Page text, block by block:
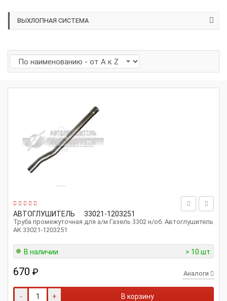
ВЫХЛОПНАЯ СИСТЕМА
АВТОГЛУШИТЕЛЬ 33021-1203251
Труба промежуточная для а/м Газель 3302 н/об. Автоглушитель
АК 33021-1203251
В наличии > 10 шт.
670 ₽ Аналоги
- + В корзину